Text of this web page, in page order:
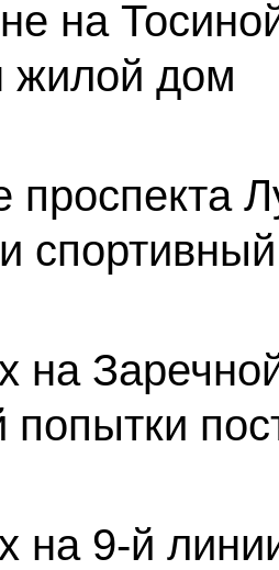
на
жилой дом
проспекта
на
попытки
на 9-й